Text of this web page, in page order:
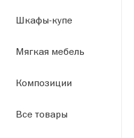
Шкафы-купе
Мягкая мебель
Композиции
Все товары